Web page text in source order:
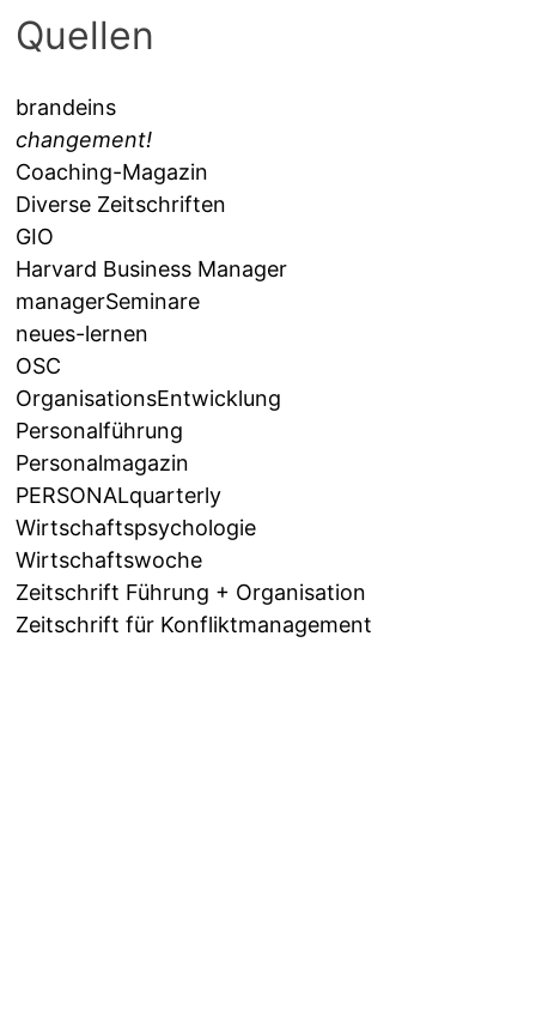
Quellen
brandeins
changement!
Coaching-Magazin
Diverse Zeitschriften
GIO
Harvard Business Manager
managerSeminare
neues-lernen
OSC
OrganisationsEntwicklung
Personalführung
Personalmagazin
PERSONALquarterly
Wirtschaftspsychologie
Wirtschaftswoche
Zeitschrift Führung + Organisation
Zeitschrift für Konfliktmanagement